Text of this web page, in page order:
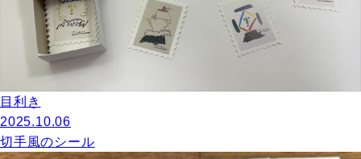
目利き
2025.10.06
切手風のシール